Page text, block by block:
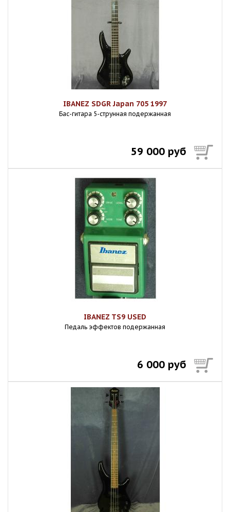
IBANEZ SDGR Japan 705 1997
Бас-гитара 5-струнная подержанная
59 000 руб
IBANEZ TS9 USED
Педаль эффектов подержанная
6 000 руб